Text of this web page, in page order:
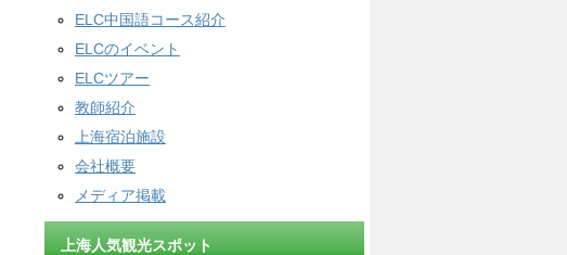
ELC中国語コース紹介
ELCのイベント
ELCツアー
教師紹介
上海宿泊施設
会社概要
メディア掲載
上海人気観光スポット